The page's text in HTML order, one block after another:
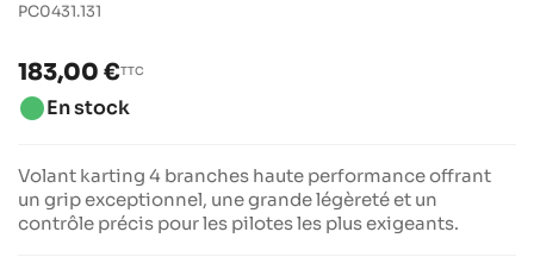
PC0431.131
183,00 €TTC
brightness_1En stock
Volant karting 4 branches haute performance offrant
un grip exceptionnel, une grande légèreté et un
contrôle précis pour les pilotes les plus exigeants.